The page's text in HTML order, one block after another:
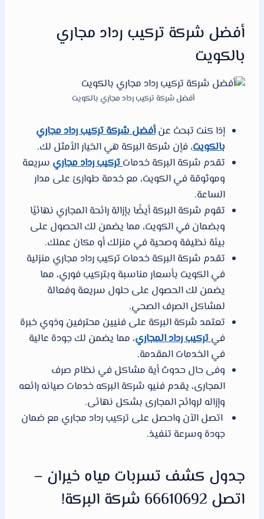
أفضل شركة تركيب رداد مجاري
بالكويت
أفضل شركة تركيب رداد مجاري بالكويت
إذا كنت تبحث عنأفضل شركة تركيب رداد مجاري
بالكويت، فإن شركة البركة هي الخيار الأمثل لك.
تقدم شركة البركة خدماتتركيب رداد مجاري سريعة
وموثوقة في الكويت، مع خدمة طوارئ على مدار
الساعة.
تقوم شركة البركة أيضًا بإزالة رائحة المجاري نهائيًا
وبضمان في الكويت، مما يضمن لك الحصول على
بيئة نظيفة وصحية في منزلك أو مكان عملك.
تقدم شركة البركة خدمات تركيب رداد مجاري منزلية
في الكويت بأسعار مناسبة وبتركيب فوري، مما
يضمن لك الحصول على حلول سريعة وفعالة
لمشاكل الصرف الصحي.
تعتمد شركة البركة على فنيين محترفين وذوي خبرة
فيتركيب رداد المجاري، مما يضمن لك جودة عالية
في الخدمات المقدمة.
وفى حال حدوث أية مشاكل في نظام صرف
المجارى، يقدم فنيو شركة البركه خدمات صيانه رائعه
وإزاله لروائح المجارى بشكل نهائى.
اتصل الآن واحصل على تركيب رداد مجاري مع ضمان
جودة وسرعة تنفيذ.
جدول كشف تسربات مياه خيران –
اتصل 66610692 شركة البركة!